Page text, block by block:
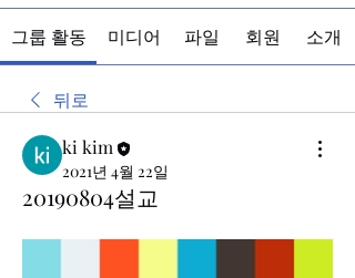
그룹 활동 미디어 파일 회원 소개
뒤로
ki kim
2021년 4월 22일
20190804설교